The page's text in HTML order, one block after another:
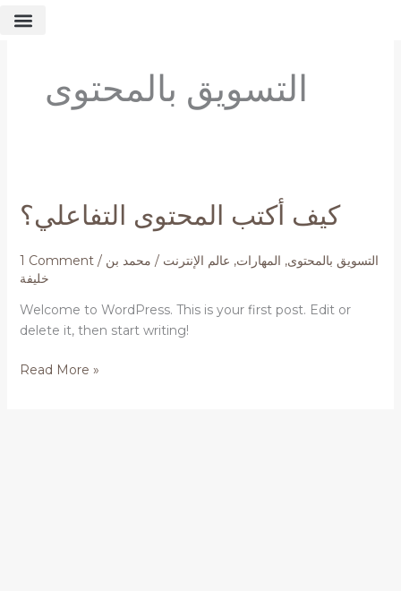
التسويق بالمحتوى
كيف أكتب المحتوى التفاعلي؟
1 Comment / التسويق بالمحتوى, المهارات, عالم الإنترنت / محمد بن
خليفة
Welcome to WordPress. This is your first post. Edit or
delete it, then start writing!
المحتوى
التفاعلي؟
Read More »